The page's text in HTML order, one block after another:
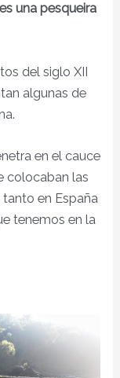
una pesqueira
del siglo XII
algunas de
en el cauce
colocaban las
en España
tenemos en la